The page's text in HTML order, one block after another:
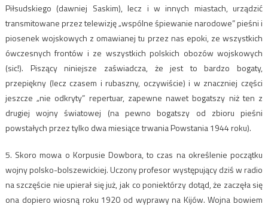
Piłsudskiego (dawniej Saskim), lecz i w innych miastach, urządzić
transmitowane przez telewizję „wspólne śpiewanie narodowe” pieśni i
piosenek wojskowych z omawianej tu przez nas epoki, ze wszystkich
ówczesnych frontów i ze wszystkich polskich obozów wojskowych
(sic!). Piszący niniejsze zaświadcza, że jest to bardzo bogaty,
przepiękny (lecz czasem i rubaszny, oczywiście) i w znaczniej części
jeszcze „nie odkryty” repertuar, zapewne nawet bogatszy niż ten z
drugiej wojny światowej (na pewno bogatszy od zbioru pieśni
powstałych przez tylko dwa miesiące trwania Powstania 1944 roku).
5. Skoro mowa o Korpusie Dowbora, to czas na określenie początku
wojny polsko-bolszewickiej. Uczony profesor występujący dziś w radio
na szczęście nie upierał się już, jak co poniektórzy dotąd, że zaczęła się
ona dopiero wiosną roku 1920 od wyprawy na Kijów. Wojna bowiem